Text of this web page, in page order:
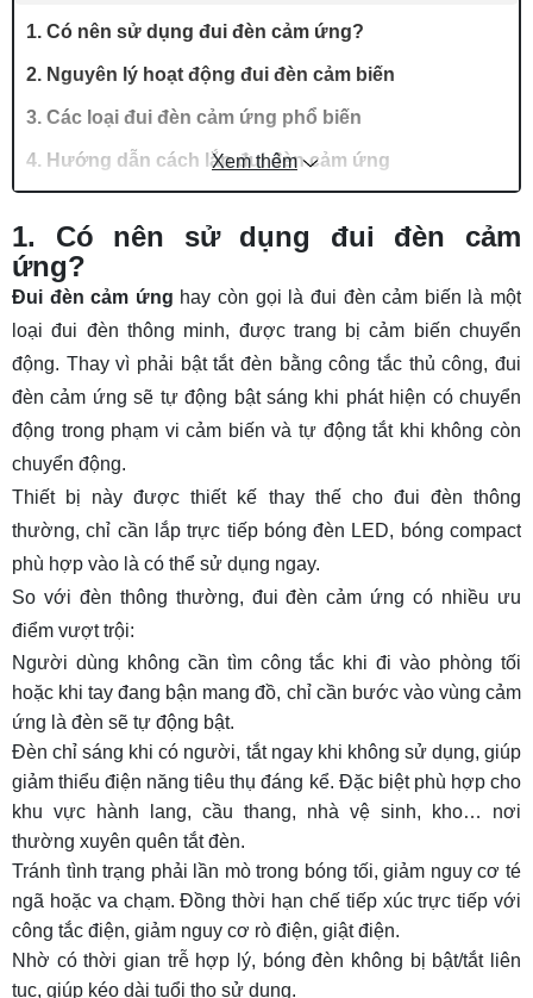
1. Có nên sử dụng đui đèn cảm ứng?
2. Nguyên lý hoạt động đui đèn cảm biến
3. Các loại đui đèn cảm ứng phổ biến
4. Hướng dẫn cách lắp đui đèn cảm ứng
4.2. Các bước lắp đặt cơ bản
5. Hướng dẫn sử dụng và điều chỉnh đui đèn
5.1. Cách bật/tắt chế độ cảm ứng
5.2. Điều chỉnh thời gian trễ (Delay Time)
5.3. Điều chỉnh độ nhạy cảm biến (Sensitivity –
SENS)
5.4. Điều chỉnh mức ánh sáng môi trường (Lux
Control – LUX)
6. Lưu ý khi sử dụng đui đèn cảm ứng
Xem thêm
1. Có nên sử dụng đui đèn cảm
ứng?
Đui đèn cảm ứng hay còn gọi là đui đèn cảm biến là một
loại đui đèn thông minh, được trang bị cảm biến chuyển
động. Thay vì phải bật tắt đèn bằng công tắc thủ công, đui
đèn cảm ứng sẽ tự động bật sáng khi phát hiện có chuyển
động trong phạm vi cảm biến và tự động tắt khi không còn
chuyển động.
Thiết bị này được thiết kế thay thế cho đui đèn thông
thường, chỉ cần lắp trực tiếp bóng đèn LED, bóng compact
phù hợp vào là có thể sử dụng ngay.
So với đèn thông thường, đui đèn cảm ứng có nhiều ưu
điểm vượt trội:
Người dùng không cần tìm công tắc khi đi vào phòng tối
hoặc khi tay đang bận mang đồ, chỉ cần bước vào vùng cảm
ứng là đèn sẽ tự động bật.
Đèn chỉ sáng khi có người, tắt ngay khi không sử dụng, giúp
giảm thiểu điện năng tiêu thụ đáng kể. Đặc biệt phù hợp cho
khu vực hành lang, cầu thang, nhà vệ sinh, kho… nơi
thường xuyên quên tắt đèn.
Tránh tình trạng phải lần mò trong bóng tối, giảm nguy cơ té
ngã hoặc va chạm. Đồng thời hạn chế tiếp xúc trực tiếp với
công tắc điện, giảm nguy cơ rò điện, giật điện.
Nhờ có thời gian trễ hợp lý, bóng đèn không bị bật/tắt liên
tục, giúp kéo dài tuổi thọ sử dụng.